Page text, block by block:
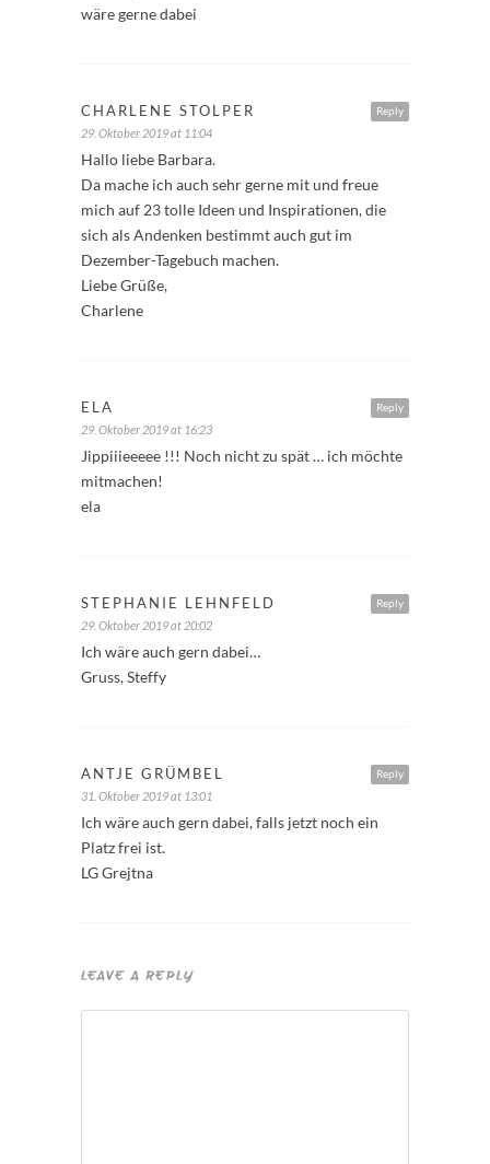
wäre gerne dabei
Reply
CHARLENE STOLPER
29. Oktober 2019 at 11:04
Hallo liebe Barbara.
Da mache ich auch sehr gerne mit und freue
mich auf 23 tolle Ideen und Inspirationen, die
sich als Andenken bestimmt auch gut im
Dezember-Tagebuch machen.
Liebe Grüße,
Charlene
Reply
ELA
29. Oktober 2019 at 16:23
Jippiiieeeee !!! Noch nicht zu spät … ich möchte
mitmachen!
ela
Reply
STEPHANIE LEHNFELD
29. Oktober 2019 at 20:02
Ich wäre auch gern dabei…
Gruss, Steffy
Reply
ANTJE GRÜMBEL
31. Oktober 2019 at 13:01
Ich wäre auch gern dabei, falls jetzt noch ein
Platz frei ist.
LG Grejtna
LEAVE A REPLY